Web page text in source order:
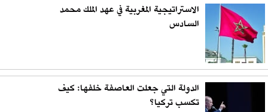
الاستراتيجية المغربية في عهد الملك محمد
السادس
الدولة التي جعلت العاصفة خلفها: كيف
تكسب تركيا؟